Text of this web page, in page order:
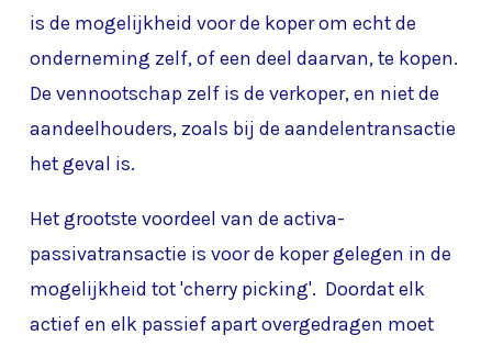
is de mogelijkheid voor de koper om echt de
onderneming zelf, of een deel daarvan, te kopen.
De vennootschap zelf is de verkoper, en niet de
aandeelhouders, zoals bij de aandelentransactie
het geval is.
Het grootste voordeel van de activa-
passivatransactie is voor de koper gelegen in de
mogelijkheid tot 'cherry picking'. Doordat elk
actief en elk passief apart overgedragen moet